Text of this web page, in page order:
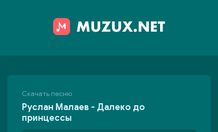
Скачать песню
Руслан Малаев - Далеко до
принцессы